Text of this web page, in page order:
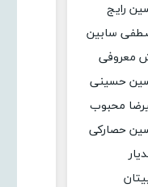
رایج
سابین
معروفی
حسینی
محبوب
حصارکی